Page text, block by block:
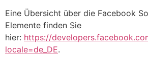
Eine Übersicht über die Facebook
Elemente finden Sie
hier: https://
locale=de_DE.